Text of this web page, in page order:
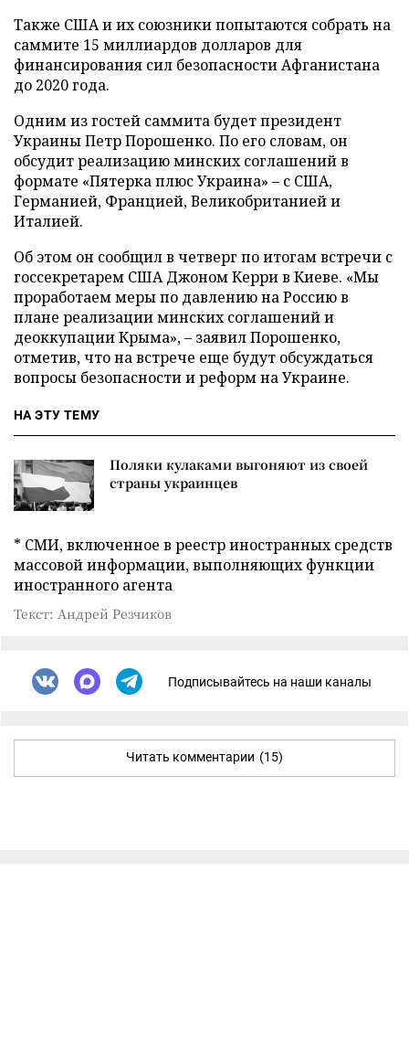
Также США и их союзники попытаются собрать на
саммите 15 миллиардов долларов для
финансирования сил безопасности Афганистана
до 2020 года.
Одним из гостей саммита будет президент
Украины Петр Порошенко. По его словам, он
обсудит реализацию минских соглашений в
формате «Пятерка плюс Украина» – с США,
Германией, Францией, Великобританией и
Италией.
Об этом он сообщил в четверг по итогам встречи с
госсекретарем США Джоном Керри в Киеве. «Мы
проработаем меры по давлению на Россию в
плане реализации минских соглашений и
деоккупации Крыма», – заявил Порошенко,
отметив, что на встрече еще будут обсуждаться
вопросы безопасности и реформ на Украине.
НА ЭТУ ТЕМУ
Поляки кулаками выгоняют из своей
страны украинцев
* СМИ, включенное в реестр иностранных средств
массовой информации, выполняющих функции
иностранного агента
Текст: Андрей Резчиков
Подписывайтесь на наши каналы
Читать комментарии (15)